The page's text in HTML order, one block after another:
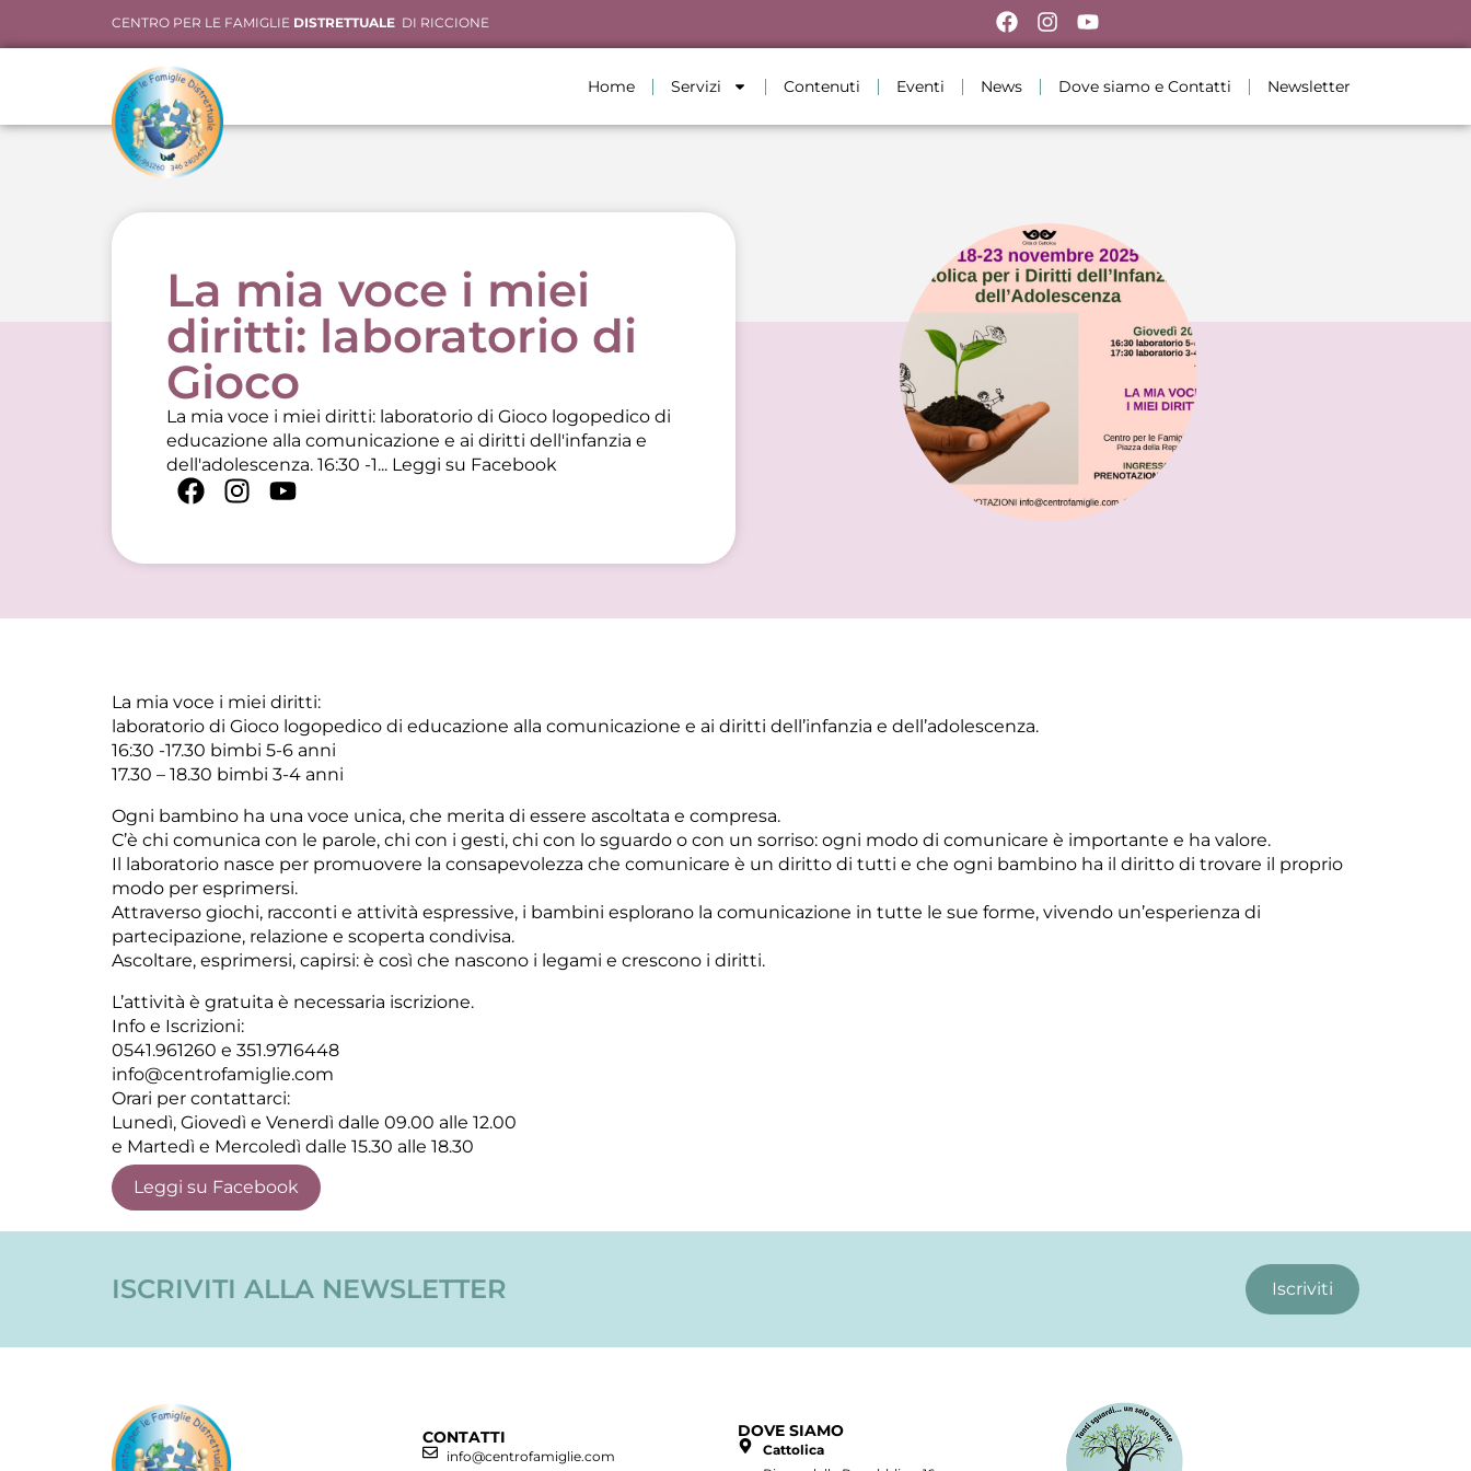
CENTRO PER LE FAMIGLIE DISTRETTUALE DI RICCIONE
Home Servizi Contenuti Eventi News Dove siamo e Contatti Newsletter
La mia voce i miei
diritti: laboratorio di
Gioco
La mia voce i miei diritti: laboratorio di Gioco logopedico di
educazione alla comunicazione e ai diritti dell'infanzia e
dell'adolescenza. 16:30 -1... Leggi su Facebook
La mia voce i miei diritti:
laboratorio di Gioco logopedico di educazione alla comunicazione e ai diritti dell’infanzia e dell’adolescenza.
16:30 -17.30 bimbi 5-6 anni
17.30 – 18.30 bimbi 3-4 anni
Ogni bambino ha una voce unica, che merita di essere ascoltata e compresa.
C’è chi comunica con le parole, chi con i gesti, chi con lo sguardo o con un sorriso: ogni modo di comunicare è importante e ha valore.
Il laboratorio nasce per promuovere la consapevolezza che comunicare è un diritto di tutti e che ogni bambino ha il diritto di trovare il proprio
modo per esprimersi.
Attraverso giochi, racconti e attività espressive, i bambini esplorano la comunicazione in tutte le sue forme, vivendo un’esperienza di
partecipazione, relazione e scoperta condivisa.
Ascoltare, esprimersi, capirsi: è così che nascono i legami e crescono i diritti.
L’attività è gratuita è necessaria iscrizione.
Info e Iscrizioni:
0541.961260 e 351.9716448
info@centrofamiglie.com
Orari per contattarci:
Lunedì, Giovedì e Venerdì dalle 09.00 alle 12.00
e Martedì e Mercoledì dalle 15.30 alle 18.30
Leggi su Facebook
ISCRIVITI ALLA NEWSLETTER Iscriviti
CONTATTI
info@centrofamiglie.com
DOVE SIAMO
Cattolica